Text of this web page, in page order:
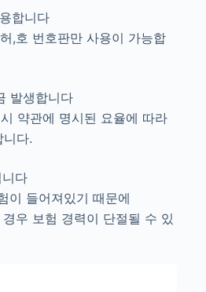
합니다
,호 번호판만 사용이 가능합
발생합니다
약관에 명시된 요율에 따라
다.
다
이 들어져있기 때문에
우 보험 경력이 단절될 수 있